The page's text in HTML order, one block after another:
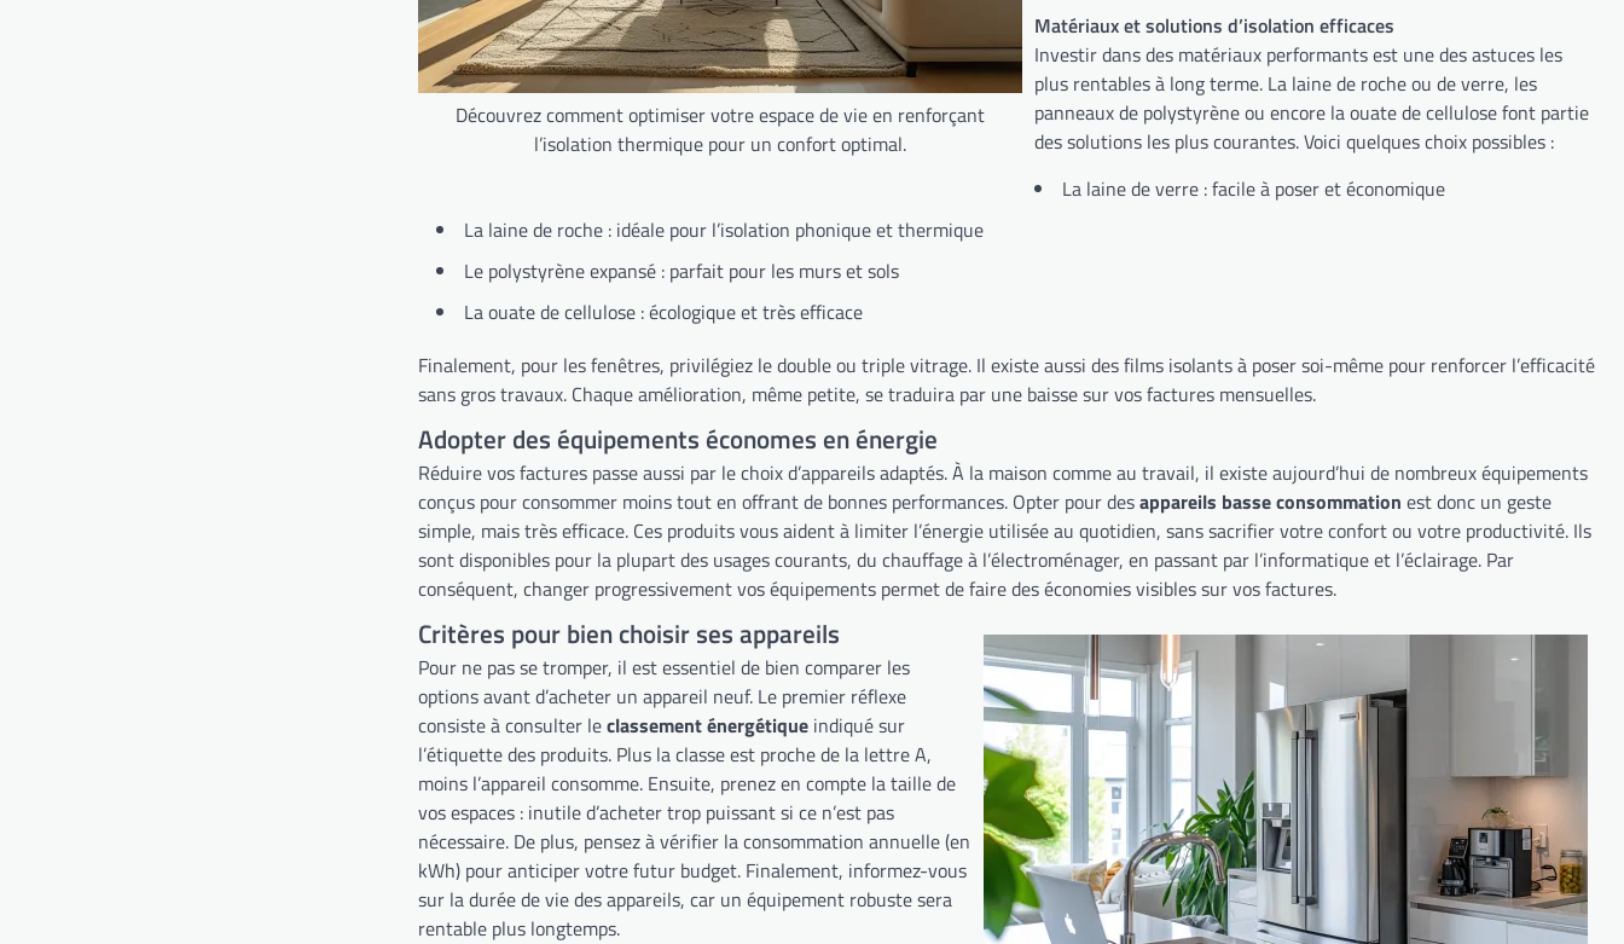
Découvrez comment optimiser votre espace de vie en renforçant
l’isolation thermique pour un confort optimal.
Matériaux et solutions d’isolation efficaces
Investir dans des matériaux performants est une des astuces les
plus rentables à long terme. La laine de roche ou de verre, les
panneaux de polystyrène ou encore la ouate de cellulose font partie
des solutions les plus courantes. Voici quelques choix possibles :
La laine de verre : facile à poser et économique
La laine de roche : idéale pour l’isolation phonique et thermique
Le polystyrène expansé : parfait pour les murs et sols
La ouate de cellulose : écologique et très efficace
Finalement, pour les fenêtres, privilégiez le double ou triple vitrage. Il existe aussi des films isolants à poser soi-même pour renforcer l’efficacité
sans gros travaux. Chaque amélioration, même petite, se traduira par une baisse sur vos factures mensuelles.
Adopter des équipements économes en énergie
Réduire vos factures passe aussi par le choix d’appareils adaptés. À la maison comme au travail, il existe aujourd’hui de nombreux équipements
conçus pour consommer moins tout en offrant de bonnes performances. Opter pour desappareils basse consommation est donc un geste
simple, mais très efficace. Ces produits vous aident à limiter l’énergie utilisée au quotidien, sans sacrifier votre confort ou votre productivité. Ils
sont disponibles pour la plupart des usages courants, du chauffage à l’électroménager, en passant par l’informatique et l’éclairage. Par
conséquent, changer progressivement vos équipements permet de faire des économies visibles sur vos factures.
Critères pour bien choisir ses appareils
Pour ne pas se tromper, il est essentiel de bien comparer les
options avant d’acheter un appareil neuf. Le premier réflexe
consiste à consulter leclassement énergétique indiqué sur
l’étiquette des produits. Plus la classe est proche de la lettre A,
moins l’appareil consomme. Ensuite, prenez en compte la taille de
vos espaces : inutile d’acheter trop puissant si ce n’est pas
nécessaire. De plus, pensez à vérifier la consommation annuelle (en
kWh) pour anticiper votre futur budget. Finalement, informez-vous
sur la durée de vie des appareils, car un équipement robuste sera
rentable plus longtemps.